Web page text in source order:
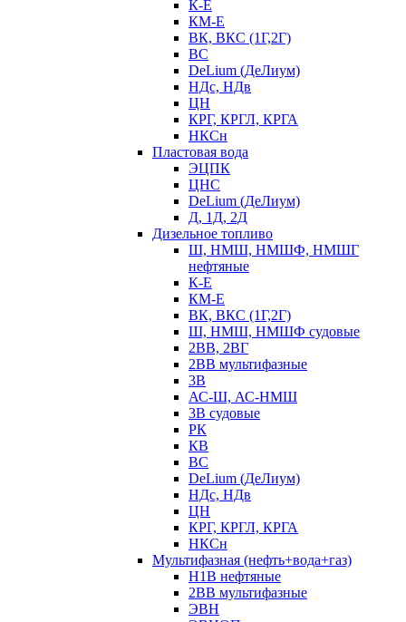
К-Е
КМ-Е
ВК, ВКС (1Г,2Г)
ВС
DeLium (ДеЛиум)
НДс, НДв
ЦН
КРГ, КРГЛ, КРГА
НКСн
Пластовая вода
ЭЦПК
ЦНС
DeLium (ДеЛиум)
Д, 1Д, 2Д
Дизельное топливо
Ш, НМШ, НМШФ, НМШГ
нефтяные
К-Е
КМ-Е
ВК, ВКС (1Г,2Г)
Ш, НМШ, НМШФ судовые
2ВВ, 2ВГ
2ВВ мультифазные
3В
АС-Ш, АС-НМШ
3В судовые
РК
КВ
ВС
DeLium (ДеЛиум)
НДс, НДв
ЦН
КРГ, КРГЛ, КРГА
НКСн
Мультифазная (нефть+вода+газ)
Н1В нефтяные
2ВВ мультифазные
ЭВН